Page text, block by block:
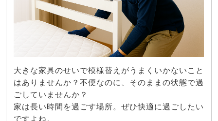
大きな家具のせいで模様替えがうまくいかないこと
はありませんか？不便なのに、そのままの状態で過
ごしていませんか？
家は長い時間を過ごす場所。ぜひ快適に過ごしたい
ですよね。